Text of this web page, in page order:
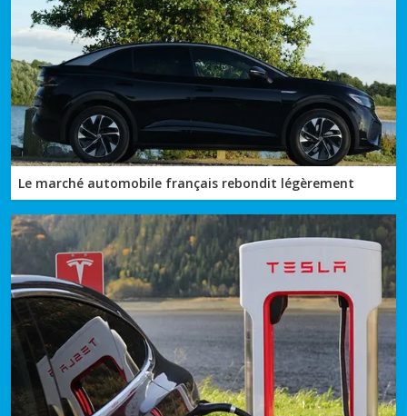
Le marché automobile français rebondit légèrement